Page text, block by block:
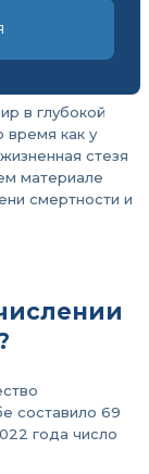
в глубокой
время как у
стезя
материале
смертности и
составило 69
года число